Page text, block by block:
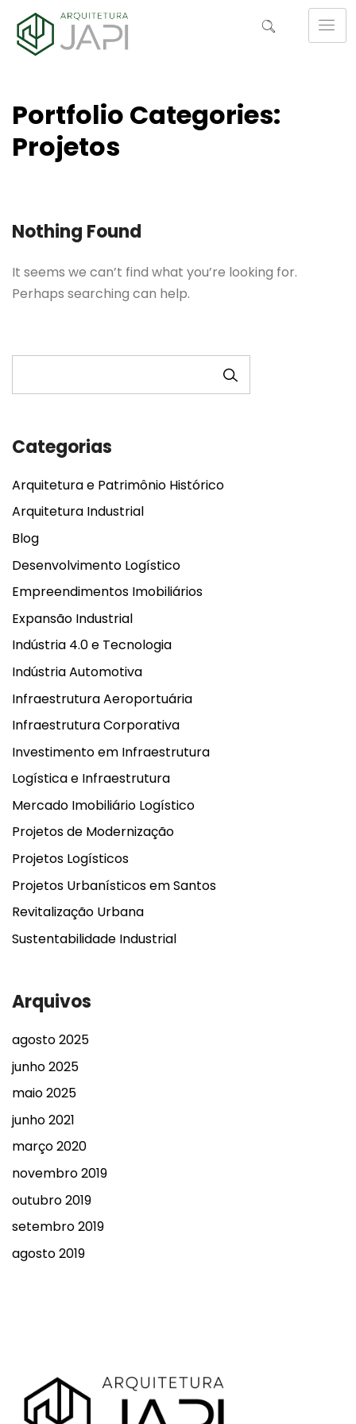
Portfolio Categories:
Projetos
Nothing Found
It seems we can’t find what you’re looking for.
Perhaps searching can help.
Categorias
Arquitetura e Patrimônio Histórico
Arquitetura Industrial
Blog
Desenvolvimento Logístico
Empreendimentos Imobiliários
Expansão Industrial
Indústria 4.0 e Tecnologia
Indústria Automotiva
Infraestrutura Aeroportuária
Infraestrutura Corporativa
Investimento em Infraestrutura
Logística e Infraestrutura
Mercado Imobiliário Logístico
Projetos de Modernização
Projetos Logísticos
Projetos Urbanísticos em Santos
Revitalização Urbana
Sustentabilidade Industrial
Arquivos
agosto 2025
junho 2025
maio 2025
junho 2021
março 2020
novembro 2019
outubro 2019
setembro 2019
agosto 2019